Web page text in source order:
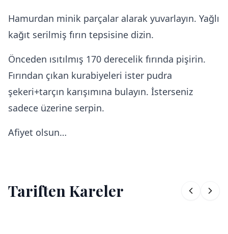
Hamurdan minik parçalar alarak yuvarlayın. Yağlı
kağıt serilmiş fırın tepsisine dizin.
Önceden ısıtılmış 170 derecelik fırında pişirin.
Fırından çıkan kurabiyeleri ister pudra
şekeri+tarçın karışımına bulayın. İsterseniz
sadece üzerine serpin.
Afiyet olsun…
Tariften Kareler